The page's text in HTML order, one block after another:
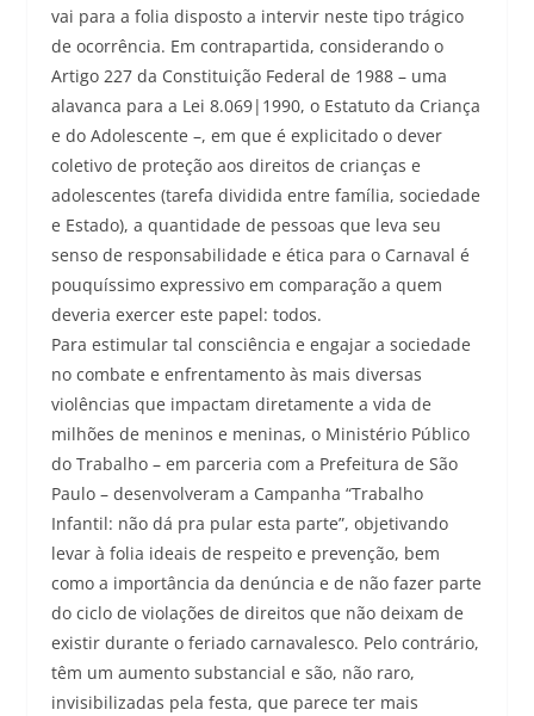
vai para a folia disposto a intervir neste tipo trágico
de ocorrência. Em contrapartida, considerando o
Artigo 227 da Constituição Federal de 1988 – uma
alavanca para a Lei 8.069|1990, o Estatuto da Criança
e do Adolescente –, em que é explicitado o dever
coletivo de proteção aos direitos de crianças e
adolescentes (tarefa dividida entre família, sociedade
e Estado), a quantidade de pessoas que leva seu
senso de responsabilidade e ética para o Carnaval é
pouquíssimo expressivo em comparação a quem
deveria exercer este papel: todos.
Para estimular tal consciência e engajar a sociedade
no combate e enfrentamento às mais diversas
violências que impactam diretamente a vida de
milhões de meninos e meninas, o Ministério Público
do Trabalho – em parceria com a Prefeitura de São
Paulo – desenvolveram a Campanha “Trabalho
Infantil: não dá pra pular esta parte”, objetivando
levar à folia ideais de respeito e prevenção, bem
como a importância da denúncia e de não fazer parte
do ciclo de violações de direitos que não deixam de
existir durante o feriado carnavalesco. Pelo contrário,
têm um aumento substancial e são, não raro,
invisibilizadas pela festa, que parece ter mais